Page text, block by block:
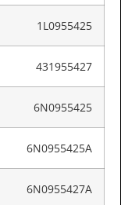
1L0955425
431955427
6N0955425
6N0955425A
6N0955427A